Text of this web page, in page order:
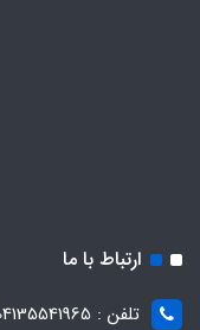
ارتباط با ما
تلفن : 04135541965